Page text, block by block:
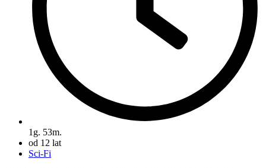
1g. 53m.
od 12 lat
Sci-Fi